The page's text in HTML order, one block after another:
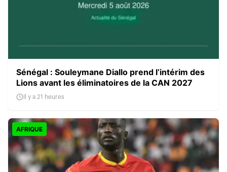
Sénégal : Souleymane Diallo prend l’intérim des
Lions avant les éliminatoires de la CAN 2027
Il y a 21 heures
AFRIQUE